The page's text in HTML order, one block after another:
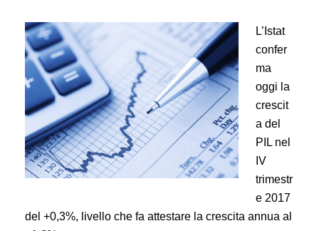
L’Istat
confer
ma
oggi la
crescit
a del
PIL nel
IV
trimestr
e 2017
del +0,3%, livello che fa attestare la crescita annua al